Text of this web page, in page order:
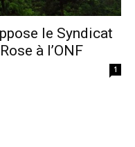
le Syndicat
à l’ONF
1